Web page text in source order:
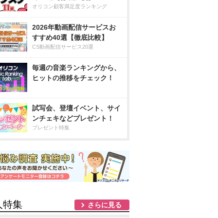
オリコン顧客満足度ランキング
2026年動画配信サービスお
すすめ40選【徹底比較】
CS動画配信サービス20選
毎週の音楽ランキングから、
ヒットの推移をチェック！
試写会、登壇イベント、サイ
ンチェキなどプレゼント！
プレゼント特集
特集 さらに見る